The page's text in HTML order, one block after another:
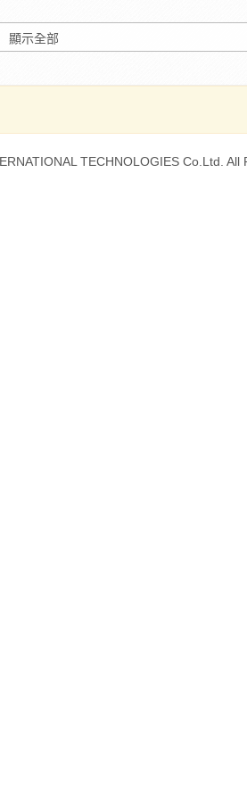
TECHNOLOGIES Co.Ltd.